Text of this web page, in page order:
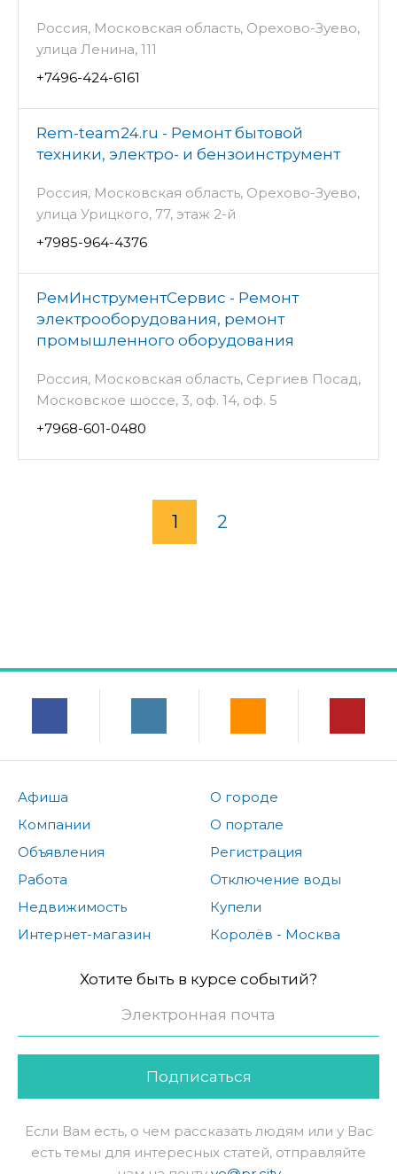
Россия, Московская область, Орехово-Зуево,
улица Ленина, 111
+7496-424-6161
Rem-team24.ru - Ремонт бытовой
техники, электро- и бензоинструмент
Россия, Московская область, Орехово-Зуево,
улица Урицкого, 77, этаж 2-й
+7985-964-4376
РемИнструментСервис - Ремонт
электрооборудования, ремонт
промышленного оборудования
Россия, Московская область, Сергиев Посад,
Московское шоссе, 3, оф. 14, оф. 5
+7968-601-0480
1 2
Афиша
Компании
Объявления
Работа
Недвижимость
Интернет-магазин
О городе
О портале
Регистрация
Отключение воды
Купели
Королёв - Москва
Хотите быть в курсе событий?
Подписаться
Если Вам есть, о чем рассказать людям или у Вас
есть темы для интересных статей, отправляйте